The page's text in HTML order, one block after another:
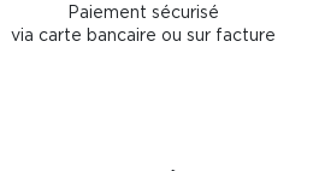
Paiement sécurisé
via carte bancaire ou sur facture